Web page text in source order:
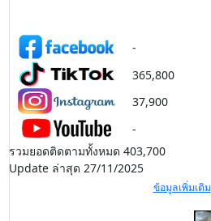
-
365,800
37,900
-
รวมยอดติดตามทั้งหมด 403,700
Update ล่าสุด 27/11/2025
ข้อมูลเพิ่มเติม